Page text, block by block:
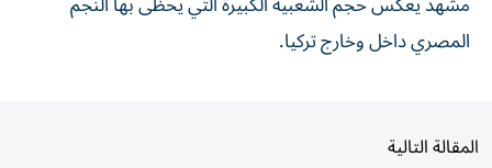
المصري داخل وخارج تركيا.
المقالة التالية